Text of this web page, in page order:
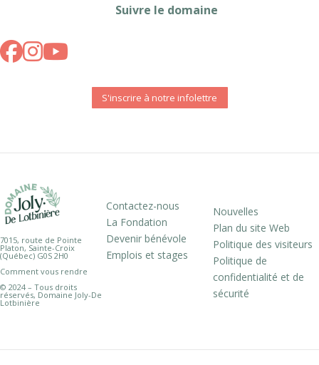
Suivre le domaine
S'inscrire à notre infolettre
7015, route de Pointe
Platon, Sainte-Croix
(Québec) G0S 2H0
Comment vous rendre
© 2024 – Tous droits
réservés, Domaine Joly-De
Lotbinière
Contactez-nous
La Fondation
Devenir bénévole
Emplois et stages
Nouvelles
Plan du site Web
Politique des visiteurs
Politique de
confidentialité et de
sécurité